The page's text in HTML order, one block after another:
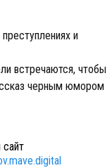
и
встречаются, чтобы
черным юмором